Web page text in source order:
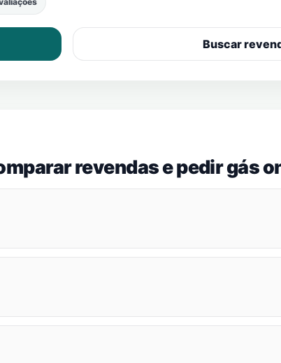
Buscar
revendas e pedir gás